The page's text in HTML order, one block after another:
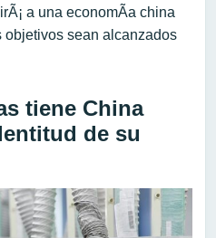
a una economÃ­a china
objetivos sean alcanzados
tiene China
de su